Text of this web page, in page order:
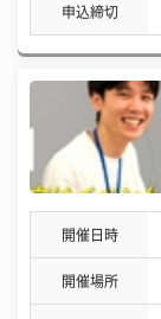
申込締切
開催日時
開催場所